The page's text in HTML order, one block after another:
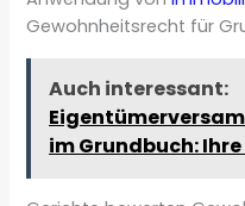
Gewohnheitsrecht für
Auch interessant:
im Grundbuch: Ihre